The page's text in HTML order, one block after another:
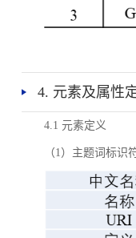
4. 元素及属性
4.1 元素定义
（1）主题词标识